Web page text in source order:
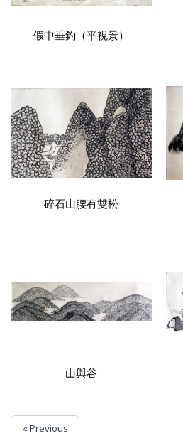
假中垂釣（平視景）
碎石山腰有雙松
山與谷
« Previous